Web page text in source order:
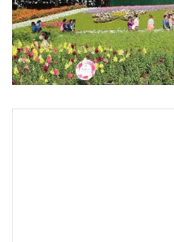
• ท่องเที่ยว
• กีฬา
• ต่างประเทศ
• Special Scoop
• เศรษฐกิจ-ธุรกิจ